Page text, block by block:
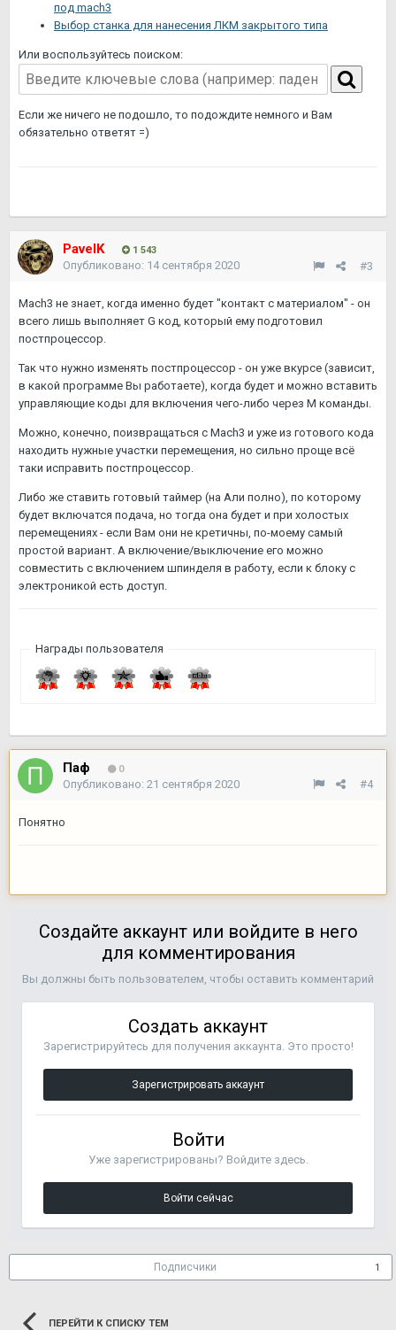
под mach3
Выбор станка для нанесения ЛКМ закрытого типа
Или воспользуйтесь поиском:
Если же ничего не подошло, то подождите немного и Вам
обязательно ответят =)
PavelK 1 543
#3
Опубликовано: 14 сентября 2020
Mach3 не знает, когда именно будет "контакт с материалом" - он
всего лишь выполняет G код, который ему подготовил
постпроцессор.
Так что нужно изменять постпроцессор - он уже вкурсе (зависит,
в какой программе Вы работаете), когда будет и можно вставить
управляющие коды для включения чего-либо через M команды.
Можно, конечно, поизвращаться с Mach3 и уже из готового кода
находить нужные участки перемещения, но сильно проще всё
таки исправить постпроцессор.
Либо же ставить готовый таймер (на Али полно), по которому
будет включатся подача, но тогда она будет и при холостых
перемещениях - если Вам они не кретичны, по-моему самый
простой вариант. А включение/выключение его можно
совместить с включением шпинделя в работу, если к блоку с
электроникой есть доступ.
Награды пользователя
Паф 0
#4
Опубликовано: 21 сентября 2020
Понятно
Создайте аккаунт или войдите в него
для комментирования
Вы должны быть пользователем, чтобы оставить комментарий
Создать аккаунт
Зарегистрируйтесь для получения аккаунта. Это просто!
Зарегистрировать аккаунт
Войти
Уже зарегистрированы? Войдите здесь.
Войти сейчас
Подписчики 1
ПЕРЕЙТИ К СПИСКУ ТЕМ